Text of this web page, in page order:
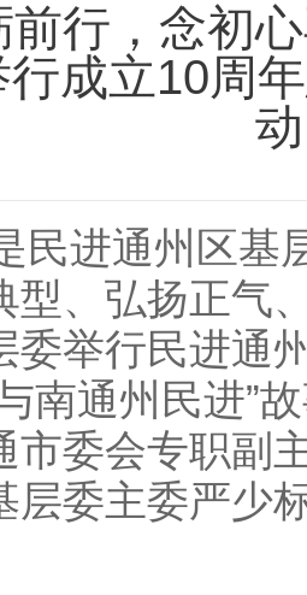
前行，念初
行成立10周
动
进通州区基
型、弘扬正气
委举行民进通
南通州民进”
市委会专职副
层委主委严少